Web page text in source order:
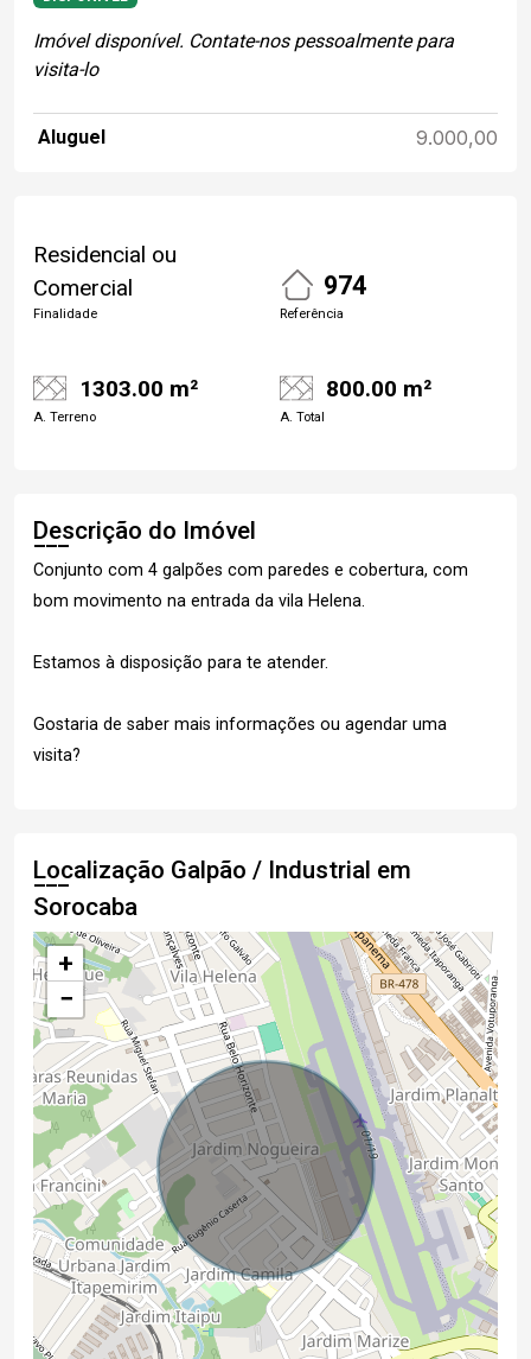
Imóvel disponível. Contate-nos pessoalmente para
visita-lo
Aluguel 9.000,00
Residencial ou
Comercial
Finalidade
974
Referência
1303.00 m²
A. Terreno
800.00 m²
A. Total
Descrição do Imóvel
Conjunto com 4 galpões com paredes e cobertura, com
bom movimento na entrada da vila Helena.
Estamos à disposição para te atender.
Gostaria de saber mais informações ou agendar uma
visita?
Localização Galpão / Industrial em
Sorocaba
+
−